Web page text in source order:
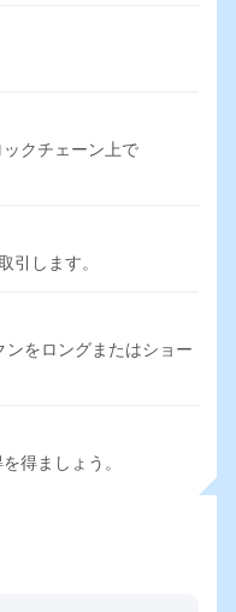
クチェーン上で
引します。
をロングまたはショー
得ましょう。